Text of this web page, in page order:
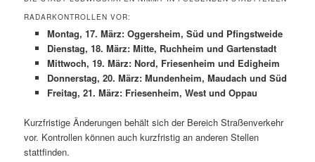
RADARKONTROLLEN VOR:
Montag, 17. März: Oggersheim, Süd und Pfingstweide
Dienstag, 18. März: Mitte, Ruchheim und Gartenstadt
Mittwoch, 19. März: Nord, Friesenheim und Edigheim
Donnerstag, 20. März: Mundenheim, Maudach und Süd
Freitag, 21. März: Friesenheim, West und Oppau
Kurzfristige Änderungen behält sich der Bereich Straßenverkehr
vor. Kontrollen können auch kurzfristig an anderen Stellen
stattfinden.